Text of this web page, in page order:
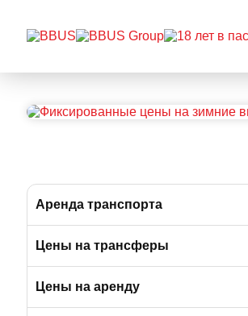
Аренда транспорта
Автобусы (от 49 до 57 мест)
Микроавтобусы (от 12 до 19 мест)
Цены на трансферы
Цены на аренду